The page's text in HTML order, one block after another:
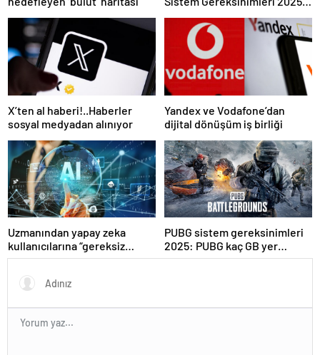
RDR 2 Kaç GB Yer Kaplar?
X’ten al haberi!..Haberler
sosyal medyadan alınıyor
Yandex ve Vodafone’dan
dijital dönüşüm iş birliği
Uzmanından yapay zeka
kullanıcılarına “gereksiz
sorgulardan kaçının”
PUBG sistem gereksinimleri
2025: PUBG kaç GB yer
kaplar?